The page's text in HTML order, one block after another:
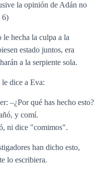
la opinión de Adán no
6)
hecha la culpa a la
estado juntos, era
a la serpiente sola.
dice a Eva:
–¿Por qué has hecho esto?
y comí.
ni dice "comimos".
han dicho esto,
lo escribiera.